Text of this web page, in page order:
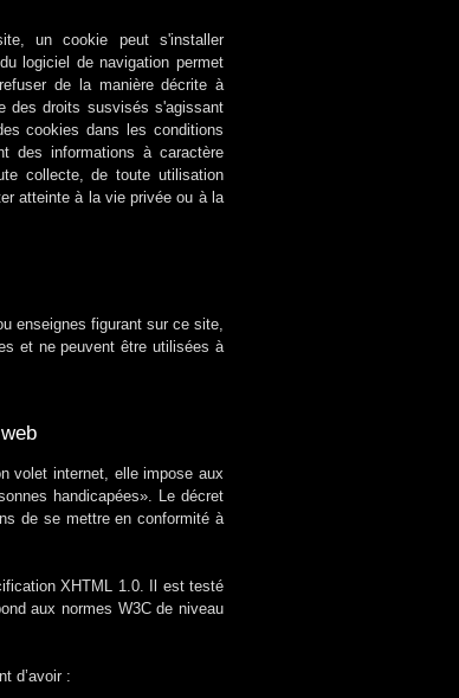
un cookie peut s'installer
logiciel de navigation permet
de la manière décrite à
des droits susvisés s'agissant
cookies dans les conditions
des informations à caractère
collecte, de toute utilisation
atteinte à la vie privée ou à la
enseignes figurant sur ce site,
et ne peuvent être utilisées à
volet internet, elle impose aux
handicapées». Le décret
de se mettre en conformité à
XHTML 1.0. Il est testé
aux normes W3C de niveau
d’avoir :